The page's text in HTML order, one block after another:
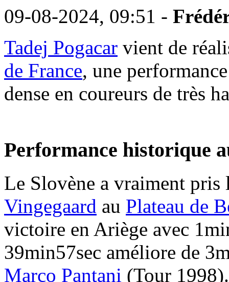
09-08-2024, 09:51 -
Tadej Pogacar vient de
de France, une
dense en coureurs de très
Performance historique
Le Slovène a vraiment pris
Vingegaard au Plateau de
victoire en Ariège avec
39min57sec améliore de
Marco Pantani (Tour